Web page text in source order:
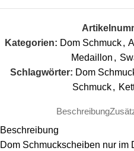
Kategorien: Dom Schmuck ,
Medaillon ,
Schlagwörter: Dom
Schmuck,
Beschreibung
Beschreibung
Dom Schmuckscheiben nur im